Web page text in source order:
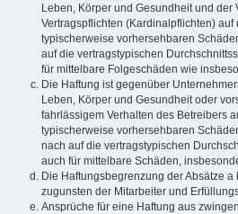
Leben, Körper und Gesundheit und der
Vertragspflichten (Kardinalpflichten) auf
typischerweise vorhersehbaren
auf die vertragstypischen
für mittelbare Folgeschäden wie
Die Haftung ist gegenüber
Leben, Körper und Gesundheit oder
fahrlässigem Verhalten des Betreibers
typischerweise vorhersehbaren
nach auf die vertragstypischen
auch für mittelbare Schäden,
Die Haftungsbegrenzung der Absätze
zugunsten der Mitarbeiter und
Ansprüche für eine Haftung aus